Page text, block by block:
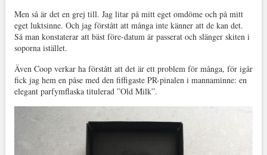
Men så är det en grej till. Jag litar på mitt eget omdöme och på mitt
eget luktsinne. Och jag förstått att många inte känner att de kan det.
Så man konstaterar att bäst före-datum är passerat och slänger skiten i
soporna istället.
Även Coop verkar ha förstått att det är ett problem för många, för igår
fick jag hem en påse med den fiffigaste PR-pinalen i mannaminne: en
elegant parfymflaska titulerad ”Old Milk”.